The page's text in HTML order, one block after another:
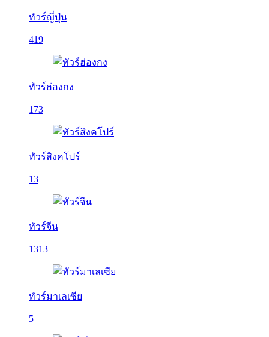
ทัวร์ญี่ปุ่น
419
ทัวร์ฮ่องกง
173
ทัวร์สิงคโปร์
13
ทัวร์จีน
1313
ทัวร์มาเลเซีย
5